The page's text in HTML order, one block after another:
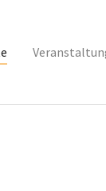
(current)